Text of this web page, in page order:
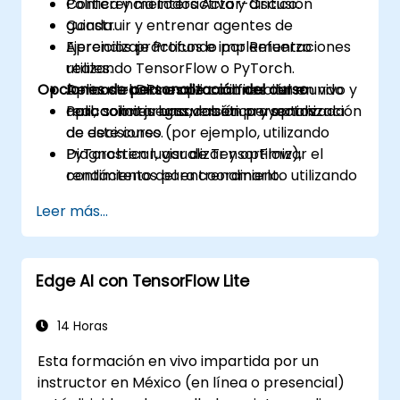
Construir y entrenar agentes de
Aprendizaje Profundo por Refuerzo
utilizando TensorFlow o PyTorch.
Aplicar el DRL a aplicaciones del mundo
real, como juegos, robótica y optimización
de decisiones.
Diagnosticar, visualizar y optimizar el
rendimiento del entrenamiento utilizando
guiada.
Ejercicios prácticos e implementaciones
reales.
Demostraciones de codificación en vivo y
aplicaciones basadas en proyectos.
Opciones de personalización del curso
Para solicitar una versión personalizada
de este curso (por ejemplo, utilizando
PyTorch en lugar de TensorFlow),
contáctenos para coordinarlo.
Leer más...
Edge AI con TensorFlow Lite
14 Horas
Esta formación en vivo impartida por un
instructor en México (en línea o presencial)